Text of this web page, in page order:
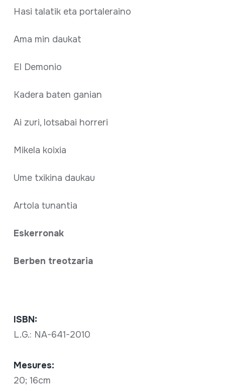
Hasi talatik eta portaleraino
Ama min daukat
El Demonio
Kadera baten ganian
Ai zuri, lotsabai horreri
Mikela koixia
Ume txikina daukau
Artola tunantia
Eskerronak
Berben treotzaria
ISBN:
L.G.: NA-641-2010
Mesures:
20; 16cm